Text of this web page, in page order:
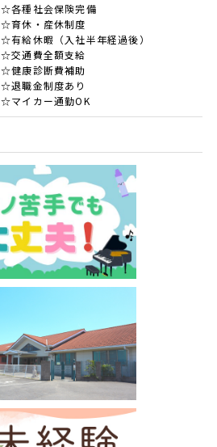
☆各種社会保険完備
☆育休・産休制度
☆有給休暇（入社半年経過後）
☆交通費全額支給
☆健康診断費補助
☆退職金制度あり
☆マイカー通勤OK